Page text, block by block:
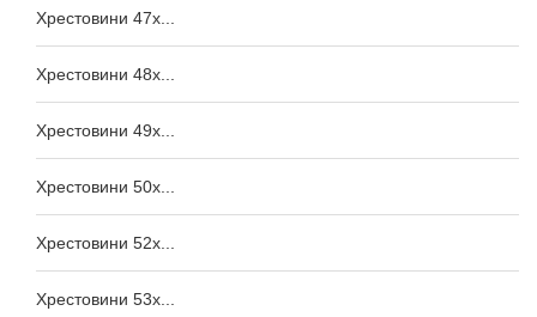
Хрестовини 47x...
Хрестовини 48x...
Хрестовини 49x...
Хрестовини 50x...
Хрестовини 52x...
Хрестовини 53x...